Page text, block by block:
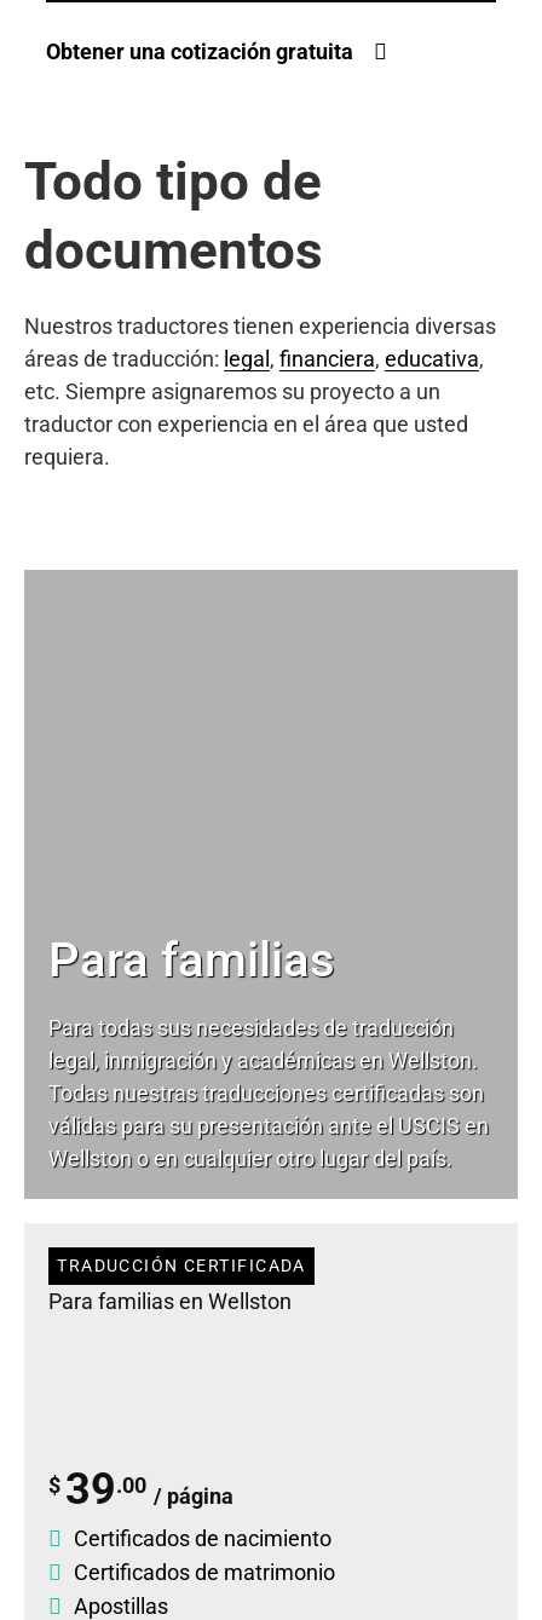
Obtener una cotización gratuita
Todo tipo de
documentos
Nuestros traductores tienen experiencia diversas
áreas de traducción: legal , financiera, educativa,
etc. Siempre asignaremos su proyecto a un
traductor con experiencia en el área que usted
requiera.
Para familias
Para todas sus necesidades detraducción
legal, inmigración y académicas en Wellston.
Todas nuestras traducciones certificadas son
válidas para su presentación ante el USCIS en
Wellston o en cualquier otro lugar del país.
TRADUCCIÓN CERTIFICADA
Para familias en Wellston
$ 39.00 / página
Certificados de nacimiento
Certificados de matrimonio
Apostillas